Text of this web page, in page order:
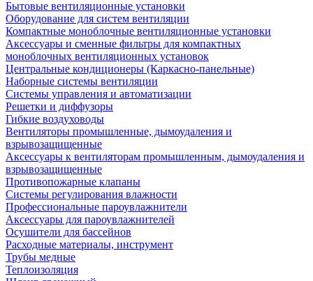
Бытовые вентиляционные установки
Оборудование для систем вентиляции
Компактные моноблочные вентиляционные установки
Аксессуары и сменные фильтры для компактных
моноблочных вентиляционных установок
Центральные кондиционеры (Каркасно-панельные)
Наборные системы вентиляции
Системы управления и автоматизации
Решетки и диффузоры
Гибкие воздуховоды
Вентиляторы промышленные, дымоудаления и
взрывозащищенные
Аксессуары к вентиляторам промышленным, дымоудаления и
взрывозащищенные
Противопожарные клапаны
Системы регулирования влажности
Профессиональные пароувлажнители
Аксессуары для пароувлажнителей
Осушители для бассейнов
Расходные материалы, инструмент
Трубы медные
Теплоизоляция